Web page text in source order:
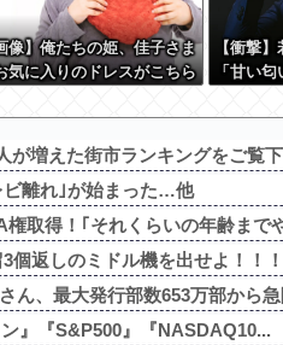
像】俺たちの姫、佳子さま
気に入りのドレスがこちら
w w w
【衝撃
「甘い
な？よ
w w w
が増えた街市ランキングをご覧
ビ離れ｣が始まった…他
取得！｢それくらいの年齢まで
個返しのミドル機を出せよ！！！
ん、最大発行部数653万部から
』『S&P500』『NASDAQ10...